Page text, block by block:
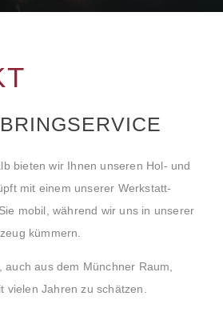
bieten wir Ihnen unseren Hol- und
mit einem unserer Werkstatt-
mobil, während wir uns in unserer
kümmern.
aus dem Münchner Raum,
vielen Jahren zu schätzen.